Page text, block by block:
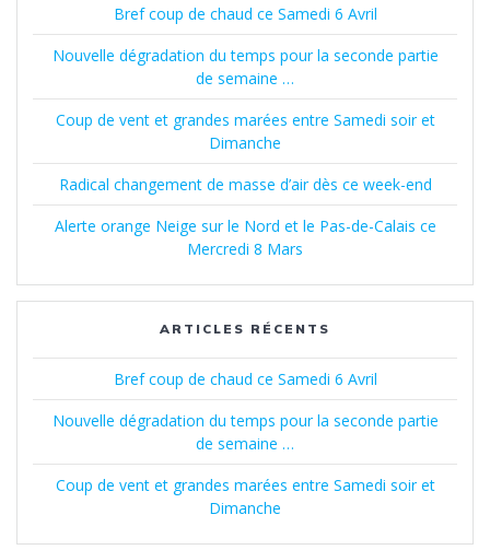
Bref coup de chaud ce Samedi 6 Avril
Nouvelle dégradation du temps pour la seconde partie
de semaine …
Coup de vent et grandes marées entre Samedi soir et
Dimanche
Radical changement de masse d’air dès ce week-end
Alerte orange Neige sur le Nord et le Pas-de-Calais ce
Mercredi 8 Mars
ARTICLES RÉCENTS
Bref coup de chaud ce Samedi 6 Avril
Nouvelle dégradation du temps pour la seconde partie
de semaine …
Coup de vent et grandes marées entre Samedi soir et
Dimanche